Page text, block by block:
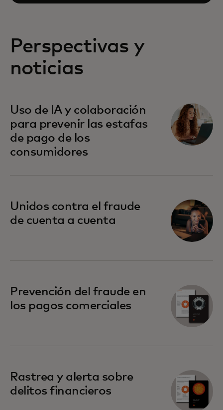
Perspectivas y
noticias
Uso de IA y colaboración
para prevenir las estafas
de pago de los
consumidores
Unidos contra el fraude
de cuenta a cuenta
Prevención del fraude en
los pagos comerciales
Rastrea y alerta sobre
delitos financieros